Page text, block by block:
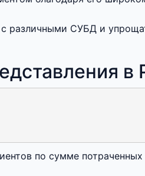
с различными СУБД и
в
по сумме потраченных